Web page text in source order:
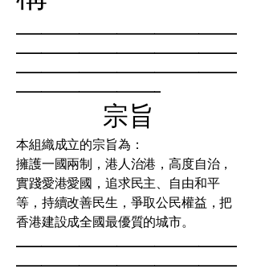
宗旨
本組織成立的宗旨為：
擁護一國兩制，港人治港，高度自治，
實踐愛港愛國，追求民主、自由和平
等，持續改善民生，爭取公民權益，把
香港建設成全國最優質的城市。